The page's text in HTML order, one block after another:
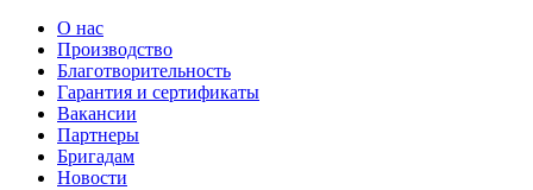
О нас
Производство
Благотворительность
Гарантия и сертификаты
Вакансии
Партнеры
Бригадам
Новости